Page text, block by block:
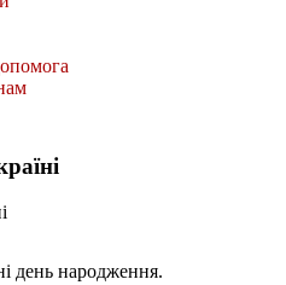
день народження.